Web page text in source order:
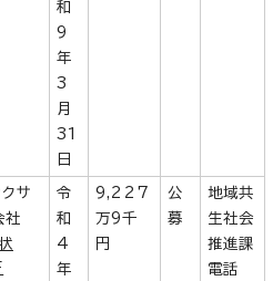
和
9
年
3
月
31
日
サ
社
令
和
4
年
9,227
万9千
円
公
募
地域共
生社会
推進課
電話